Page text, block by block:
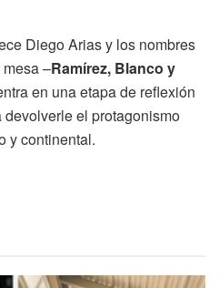
Diego Arias y los nombres
–Ramírez, Blanco y
en una etapa de reflexión
el protagonismo
y continental.